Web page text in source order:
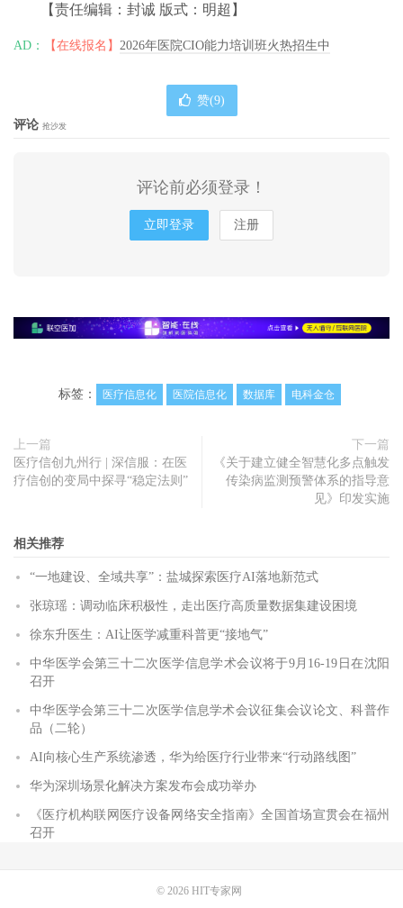
【责任编辑：封诚 版式：明超】
AD： 【在线报名】 2026年医院CIO能力培训班火热招生中
赞(9)
评论 抢沙发
评论前必须登录！
立即登录 注册
标签： 医疗信息化 医院信息化 数据库 电科金仓
上一篇
医疗信创九州行 | 深信服：在医
疗信创的变局中探寻“稳定法则”
下一篇
《关于建立健全智慧化多点触发
传染病监测预警体系的指导意
见》印发实施
相关推荐
“一地建设、全域共享”：盐城探索医疗AI落地新范式
张琼瑶：调动临床积极性，走出医疗高质量数据集建设困境
徐东升医生：AI让医学减重科普更“接地气”
中华医学会第三十二次医学信息学术会议将于9月16-19日在沈阳
召开
中华医学会第三十二次医学信息学术会议征集会议论文、科普作
品（二轮）
AI向核心生产系统渗透，华为给医疗行业带来“行动路线图”
华为深圳场景化解决方案发布会成功举办
《医疗机构联网医疗设备网络安全指南》全国首场宣贯会在福州
召开
© 2026 HIT专家网